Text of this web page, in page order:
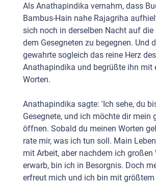
Als Anathapindika vernahm, dass
Bambus-Hain nahe Rajagriha
sich noch in derselben Nacht auf die
dem Gesegneten zu begegnen. Und
gewahrte sogleich das reine Herz des
Anathapindika und begrüßte ihn mit
Worten.
Anathapindika sagte: 'Ich sehe, du
Gesegnete, und ich möchte dir mein
öffnen. Sobald du meinen Worten
rate mir, was ich tun soll. Main
mit Arbeit, aber nachdem ich großen
erwarb, bin ich in Besorgnis. Doch
erfreut mich und ich bin mit größtem